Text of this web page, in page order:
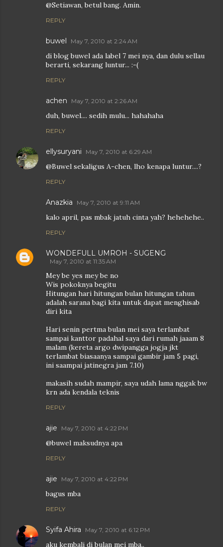
@Setiawan, betul bang. Amin.
REPLY
buwel May 7, 2010 at 2:24 AM
di blog buwel ada label 7 mei nya, dan dulu sellau
berarti, sekarang luntur... :-(
REPLY
achen May 7, 2010 at 2:26 AM
duh, buwel.... sedih mulu... hahahaha
REPLY
ellysuryani May 7, 2010 at 6:29 AM
@Buwel sekaligus A-chen, lho kenapa luntur....?
REPLY
Anazkia May 7, 2010 at 9:11 AM
kalo april, pas mbak jatuh cinta yah? hehehehe..
REPLY
WONDEFULL UMROH - SUGENG
May 7, 2010 at 11:35 AM
Mey be yes mey be no
Wis pokoknya begitu
Hitungan hari hitungan bulan hitungan tahun
adalah sarana bagi kita untuk dapat menghisab
diri kita
Hari senin pertma bulan mei saya terlambat
sampai kanttor padahal saya dari rumah jaaam 8
malam (kereta argo dwipangga jogja jkt
terlambat biasaanya sampai gambir jam 5 pagi,
ini saampai jatinegra jam 7.10)
makasih sudah mampir, saya udah lama nggak bw
krn ada kendala teknis
REPLY
ajie May 7, 2010 at 4:22 PM
@buwel maksudnya apa
REPLY
ajie May 7, 2010 at 4:22 PM
bagus mba
REPLY
Syifa Ahira May 7, 2010 at 6:12 PM
aku kembali di bulan mei mba..